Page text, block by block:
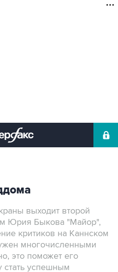
выходит второй
Юрия Быкова "Майор",
критиков на Каннском
многочисленными
это поможет его
стать успешным